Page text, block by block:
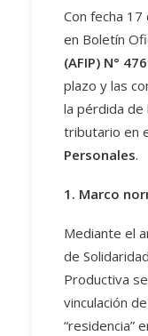
Con fecha
en Boletín
(AFIP) N°
plazo y las
la pérdida de
tributario en
Personales.
1. Marco
Mediante el
de
Productiva
vinculación
“residencia”